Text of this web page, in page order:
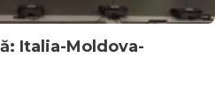
Italia-Moldova-